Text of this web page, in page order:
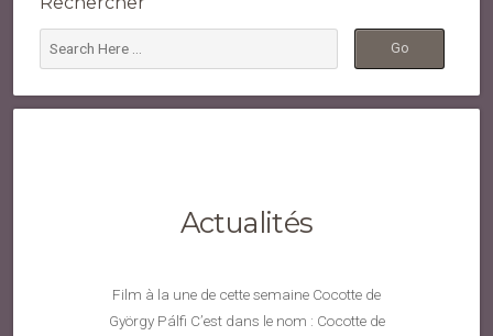
Actualités
Film à la une de cette semaine Cocotte de
György Pálfi C’est dans le nom : Cocotte de